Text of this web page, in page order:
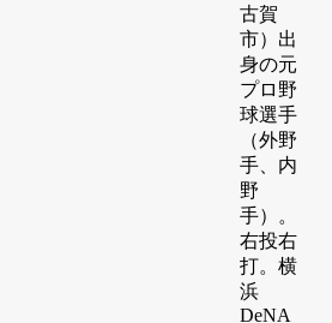
古賀
市）出
⾝の元
プロ野
球選⼿
（外野
⼿、内
野
⼿）。
右投右
打。横
浜
DeNA